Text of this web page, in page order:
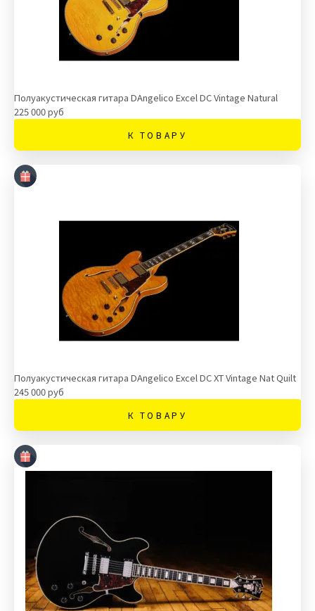
Полуакустическая гитара DAngelico Excel DC Vintage Natural
225 000 руб
К ТОВАРУ
Полуакустическая гитара DAngelico Excel DC XT Vintage Nat Quilt
245 000 руб
К ТОВАРУ